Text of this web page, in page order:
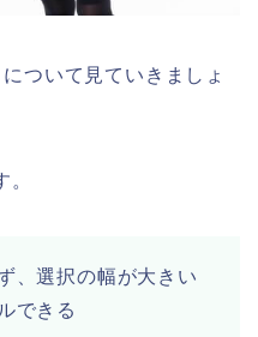
ついて見ていきましょ
。
、選択の幅が大きい
できる